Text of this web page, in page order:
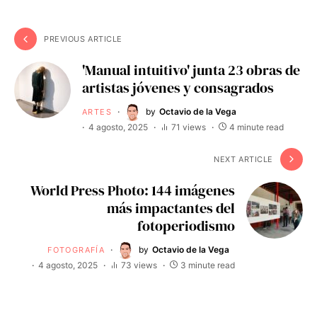
PREVIOUS ARTICLE
'Manual intuitivo' junta 23 obras de
artistas jóvenes y consagrados
ARTES by Octavio de la Vega
4 agosto, 2025
71 views 4 minute read
NEXT ARTICLE
World Press Photo: 144 imágenes
más impactantes del
fotoperiodismo
FOTOGRAFÍA by Octavio de la Vega
4 agosto, 2025
73 views 3 minute read